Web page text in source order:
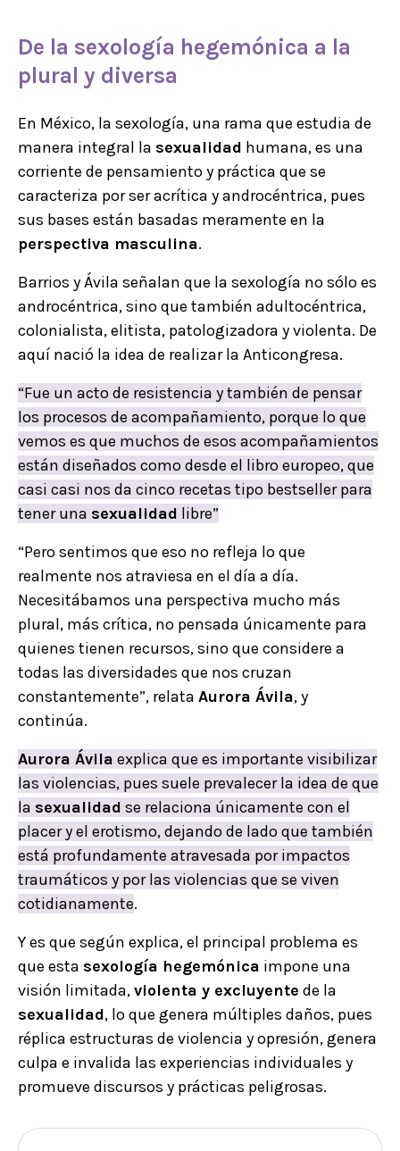
De la sexología hegemónica a la
plural y diversa
En México, la sexología, una rama que estudia de
manera integral la sexualidad humana, es una
corriente de pensamiento y práctica que se
caracteriza por ser acrítica y androcéntrica, pues
sus bases están basadas meramente en la
perspectiva masculina.
Barrios y Ávila señalan que la sexología no sólo es
androcéntrica, sino que también adultocéntrica,
colonialista, elitista, patologizadora y violenta. De
aquí nació la idea de realizar la Anticongresa.
“Fue un acto de resistencia y también de pensar
los procesos de acompañamiento, porque lo que
vemos es que muchos de esos acompañamientos
están diseñados como desde el libro europeo, que
casi casi nos da cinco recetas tipo bestseller para
tener una sexualidad libre”
“Pero sentimos que eso no refleja lo que
realmente nos atraviesa en el día a día.
Necesitábamos una perspectiva mucho más
plural, más crítica, no pensada únicamente para
quienes tienen recursos, sino que considere a
todas las diversidades que nos cruzan
constantemente”, relata Aurora Ávila, y
continúa.
Aurora Ávila explica que es importante visibilizar
las violencias, pues suele prevalecer la idea de que
la sexualidad se relaciona únicamente con el
placer y el erotismo, dejando de lado que también
está profundamente atravesada por impactos
traumáticos y por las violencias que se viven
cotidianamente.
Y es que según explica, el principal problema es
que esta sexología hegemónica impone una
visión limitada,violenta y excluyente de la
sexualidad, lo que genera múltiples daños, pues
réplica estructuras de violencia y opresión, genera
culpa e invalida las experiencias individuales y
promueve discursos y prácticas peligrosas.